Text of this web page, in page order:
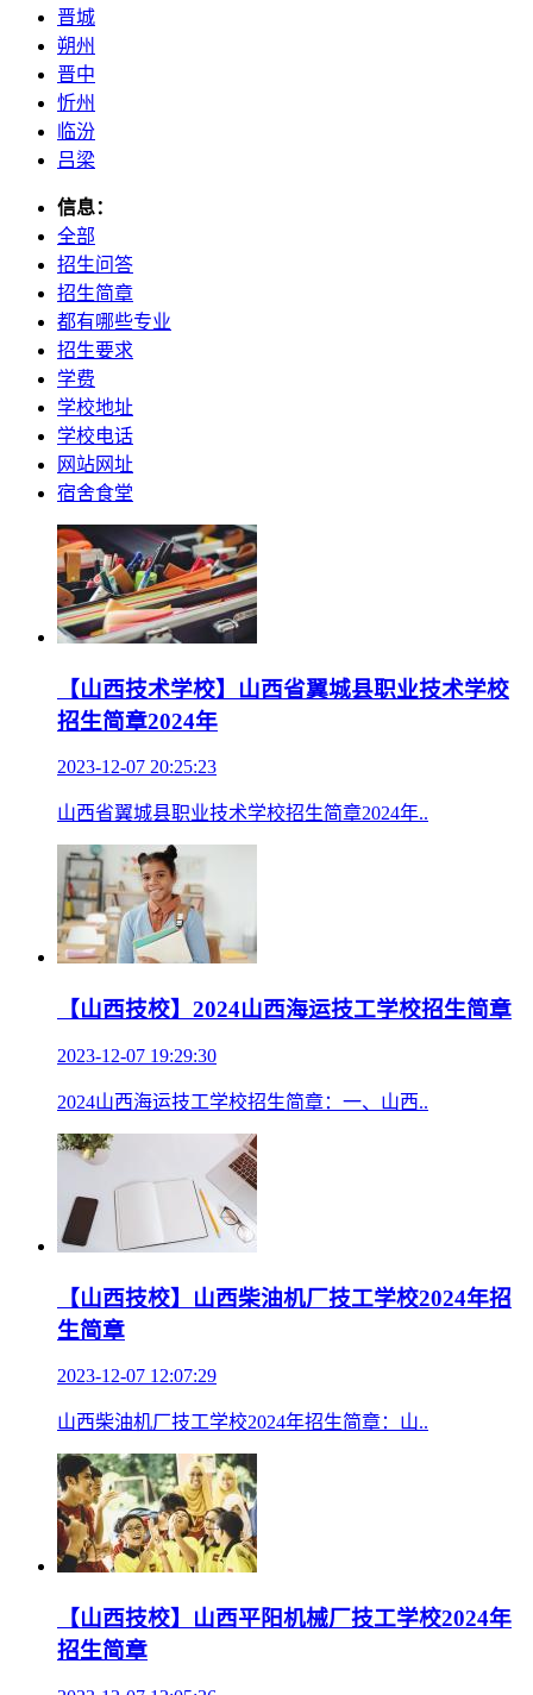
晋城
朔州
晋中
忻州
临汾
吕梁
信息：
全部
招生问答
招生简章
都有哪些专业
招生要求
学费
学校地址
学校电话
网站网址
宿舍食堂
【山西技术学校】山西省翼城县职业技术学校
招生简章2024年
2023-12-07 20:25:23
山西省翼城县职业技术学校招生简章2024年..
【山西技校】2024山西海运技工学校招生简章
2023-12-07 19:29:30
2024山西海运技工学校招生简章：一、山西..
【山西技校】山西柴油机厂技工学校2024年招
生简章
2023-12-07 12:07:29
山西柴油机厂技工学校2024年招生简章：山..
【山西技校】山西平阳机械厂技工学校2024年
招生简章